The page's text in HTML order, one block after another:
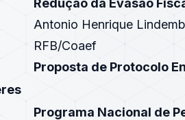
Redução da Evasão
Antonio Henrique
RFB/Coaef
Proposta de Protocolo
Programa Nacional de